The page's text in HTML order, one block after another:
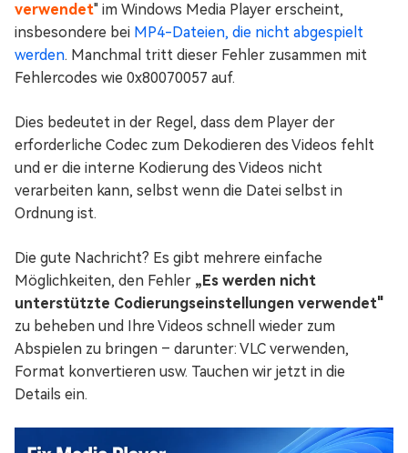
verwendet" im Windows Media Player erscheint,
insbesondere bei MP4-Dateien, die nicht abgespielt
werden. Manchmal tritt dieser Fehler zusammen mit
Fehlercodes wie 0x80070057 auf.
Dies bedeutet in der Regel, dass dem Player der
erforderliche Codec zum Dekodieren des Videos fehlt
und er die interne Kodierung des Videos nicht
verarbeiten kann, selbst wenn die Datei selbst in
Ordnung ist.
Die gute Nachricht? Es gibt mehrere einfache
Möglichkeiten, den Fehler „Es werden nicht
unterstützte Codierungseinstellungen verwendet"
zu beheben und Ihre Videos schnell wieder zum
Abspielen zu bringen – darunter: VLC verwenden,
Format konvertieren usw. Tauchen wir jetzt in die
Details ein.